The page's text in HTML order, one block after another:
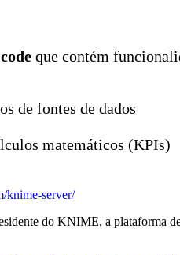
que contém
de fontes de dados
matemáticos (KPIs)
knime-server/
do KNIME, a plataforma